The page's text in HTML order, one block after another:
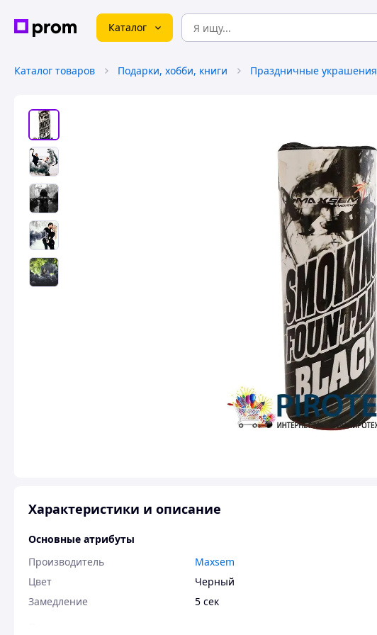
Каталог
Каталог товаров Подарки, хобби, книги Праздничные украшения
Характеристики и описание
Основные атрибуты
Производитель
Maxsem
Цвет
Черный
Замедление
5 сек